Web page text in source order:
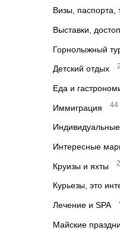
Визы, паспорта,
Выставки,
Горнолыжный
Детский отдых
Еда и
Иммиграция 44
Интересные
Круизы и яхты
Курьезы, это
Лечение и SPA
Майские